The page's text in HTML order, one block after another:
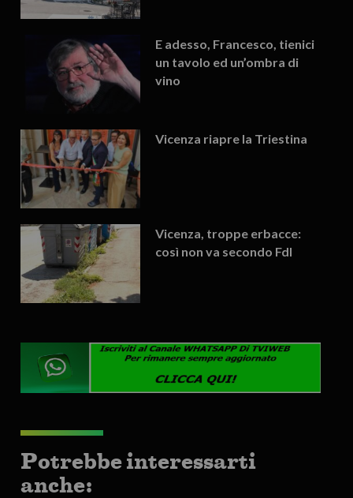
E adesso, Francesco, tienici
un tavolo ed un’ombra di
vino
Vicenza riapre la Triestina
Vicenza, troppe erbacce:
così non va secondo FdI
Potrebbe interessarti
anche: